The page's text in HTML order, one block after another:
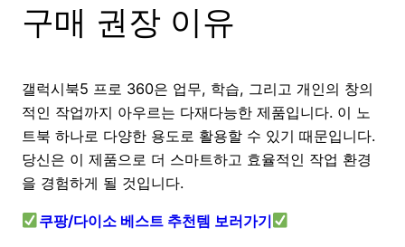
구매 권장 이유
갤럭시북5 프로 360은 업무, 학습, 그리고 개인의 창의
적인 작업까지 아우르는 다재다능한 제품입니다. 이 노
트북 하나로 다양한 용도로 활용할 수 있기 때문입니다.
당신은 이 제품으로 더 스마트하고 효율적인 작업 환경
을 경험하게 될 것입니다.
쿠팡/다이소 베스트 추천템 보러가기